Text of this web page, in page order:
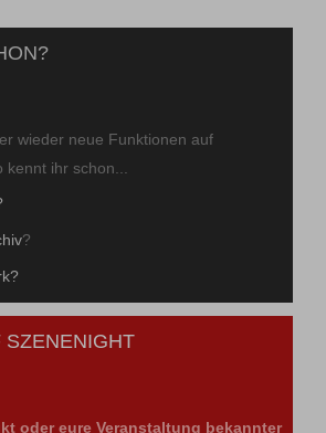
wieder neue Funktionen auf
ihr schon...
?
SZENENIGHT
oder eure Veranstaltung bekannter